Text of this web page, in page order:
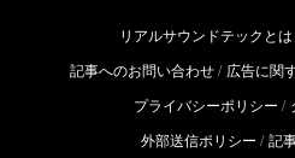
リアルサウンドテックとは
記事へのお問い合わせ
広告に関
プライバシーポリシー
外部送信ポリシー
記